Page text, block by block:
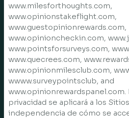
www.milesforthoughts.com,
www.opinionstakeflight.com,
www.guestopinionrewards.com,
www.opinioncheckin.com,
www.pointsforsurveys.com,
www.quecrees.com,
www.opinionmilesclub.com,
wwww.surveypointsclub, and
www.opinionrewardspanel.com.
privacidad se aplicará a los
independencia de cómo se